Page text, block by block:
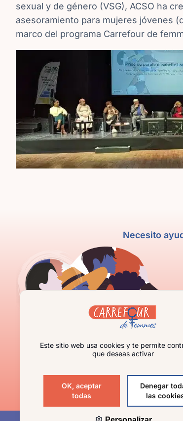
sexual y de género (VSG), ACSO ha
asesoramiento para mujeres jóvenes
marco del programa Carrefour de
Necesito
Este sitio web usa cookies y te permite
que deseas activar
OK, aceptar
todas
Denegar
las